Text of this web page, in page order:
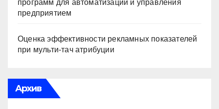
программ для автоматизации и управления
предприятием
Оценка эффективности рекламных показателей
при мульти-тач атрибуции
Архив